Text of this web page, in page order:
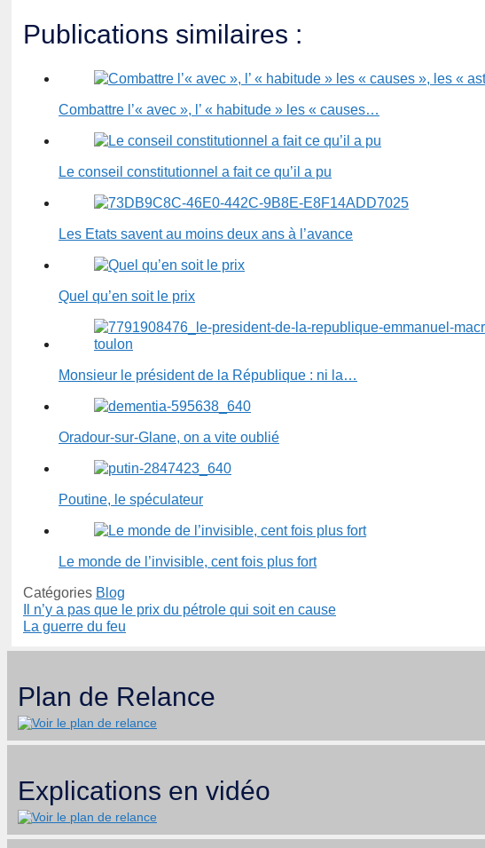
Publications similaires :
Combattre l’« avec », l’ « habitude » les « causes…
Le conseil constitutionnel a fait ce qu’il a pu
Les Etats savent au moins deux ans à l’avance
Quel qu’en soit le prix
Monsieur le président de la République : ni la…
Oradour-sur-Glane, on a vite oublié
Poutine, le spéculateur
Le monde de l’invisible, cent fois plus fort
Catégories Blog
Il n’y a pas que le prix du pétrole qui soit en cause
La guerre du feu
Plan de Relance
Explications en vidéo